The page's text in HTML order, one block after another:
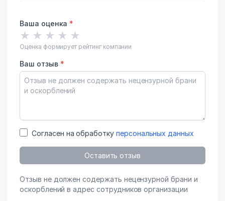
Ваша оценка *
★ ★ ★ ★ ★
Оценка формирует рейтинг компании
Ваш отзыв *
Согласен на обработку персональных данных
Оставить отзыв
Отзыв не должен содержать нецензурной брани и
оскорблений в адрес сотрудников организации